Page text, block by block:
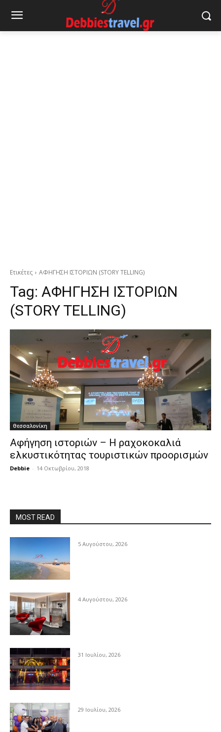
Ετικέτες ΑΦΗΓΗΣΗ ΙΣΤΟΡΙΩΝ (STORY TELLING)
Tag: ΑΦΗΓΗΣΗ ΙΣΤΟΡΙΩΝ
(STORY TELLING)
Θεσσαλονίκη
Αφήγηση ιστοριών – Η ραχοκοκαλιά
ελκυστικότητας τουριστικών προορισμών
Debbie - 14 Οκτωβρίου, 2018
MOST READ
5 Αυγούστου, 2026
4 Αυγούστου, 2026
31 Ιουλίου, 2026
29 Ιουλίου, 2026